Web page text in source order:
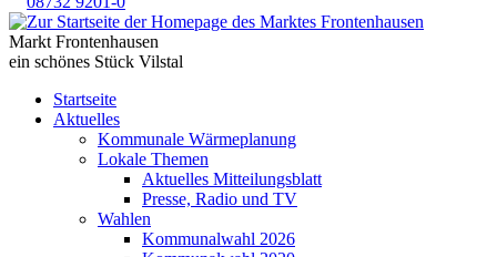
Markt Frontenhausen
ein schönes Stück Vilstal
Startseite
Aktuelles
Kommunale Wärmeplanung
Lokale Themen
Aktuelles Mitteilungsblatt
Presse, Radio und TV
Wahlen
Kommunalwahl 2026